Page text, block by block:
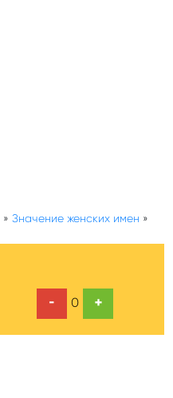
» Значение женских имен »
- 0 +